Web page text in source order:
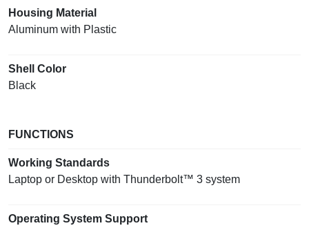
Housing Material
Aluminum with Plastic
Shell Color
Black
FUNCTIONS
Working Standards
Laptop or Desktop with Thunderbolt™ 3 system
Operating System Support